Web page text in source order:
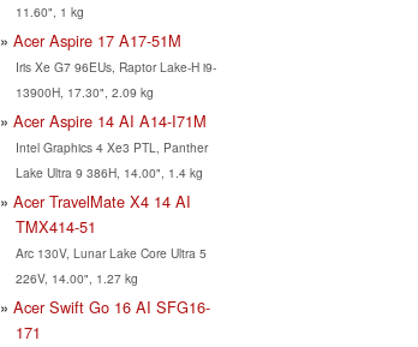
11.60", 1 kg
Acer Aspire 17 A17-51M
Iris Xe G7 96EUs, Raptor Lake-H i9-
13900H, 17.30", 2.09 kg
Acer Aspire 14 AI A14-I71M
Intel Graphics 4 Xe3 PTL, Panther
Lake Ultra 9 386H, 14.00", 1.4 kg
Acer TravelMate X4 14 AI
TMX414-51
Arc 130V, Lunar Lake Core Ultra 5
226V, 14.00", 1.27 kg
Acer Swift Go 16 AI SFG16-
171